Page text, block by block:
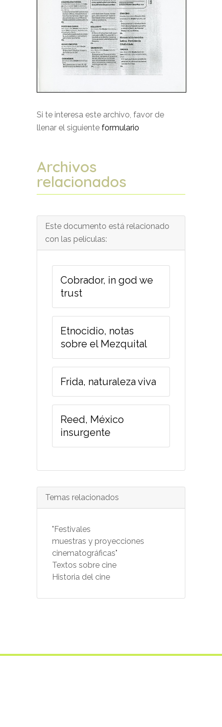
Si te interesa este archivo, favor de
llenar el siguiente formulario
Archivos
relacionados
Este documento está relacionado
con las películas:
Cobrador, in god we
trust
Etnocidio, notas
sobre el Mezquital
Frida, naturaleza viva
Reed, México
insurgente
Temas relacionados
"Festivales
muestras y proyecciones
cinematográficas"
Textos sobre cine
Historia del cine